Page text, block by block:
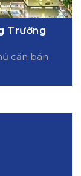
Trường
cần bán